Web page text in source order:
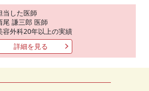
当した医師
尾 謙三郎 医師
容外科20年以上の実績
詳細を見る